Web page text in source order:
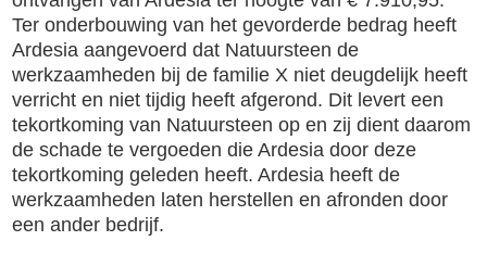
Ter onderbouwing van het gevorderde bedrag heeft
Ardesia aangevoerd dat Natuursteen de
werkzaamheden bij de familie X niet deugdelijk heeft
verricht en niet tijdig heeft afgerond. Dit levert een
tekortkoming van Natuursteen op en zij dient daarom
de schade te vergoeden die Ardesia door deze
tekortkoming geleden heeft. Ardesia heeft de
werkzaamheden laten herstellen en afronden door
een ander bedrijf.